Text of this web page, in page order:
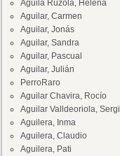
Aguilà Ruzola, Helena
Aguilar, Carmen
Aguilar, Jonás
Aguilar, Sandra
Aguilar, Pascual
Aguilar, Julián
PerroRaro
Aguilar Chavira, Rocío
Aguilar Valldeoriola, Sergi
Aguilera, Inma
Aguilera, Claudio
Aguilera, Pati